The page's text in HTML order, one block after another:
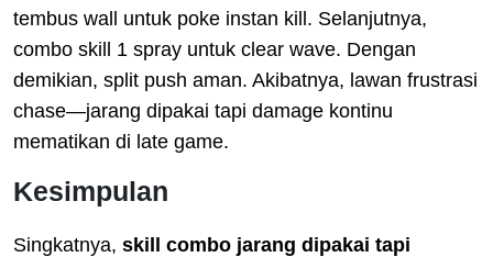
tembus wall untuk poke instan kill. Selanjutnya,
combo skill 1 spray untuk clear wave. Dengan
demikian, split push aman. Akibatnya, lawan frustrasi
chase—jarang dipakai tapi damage kontinu
mematikan di late game.
Kesimpulan
Singkatnya, skill combo jarang dipakai tapi